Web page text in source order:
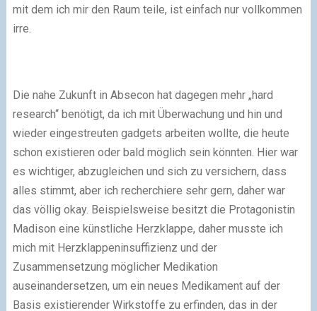
mit dem ich mir den Raum teile, ist einfach nur vollkommen
irre.
Die nahe Zukunft in Absecon hat dagegen mehr „hard
research“ benötigt, da ich mit Überwachung und hin und
wieder eingestreuten gadgets arbeiten wollte, die heute
schon existieren oder bald möglich sein könnten. Hier war
es wichtiger, abzugleichen und sich zu versichern, dass
alles stimmt, aber ich recherchiere sehr gern, daher war
das völlig okay. Beispielsweise besitzt die Protagonistin
Madison eine künstliche Herzklappe, daher musste ich
mich mit Herzklappeninsuffizienz und der
Zusammensetzung möglicher Medikation
auseinandersetzen, um ein neues Medikament auf der
Basis existierender Wirkstoffe zu erfinden, das in der